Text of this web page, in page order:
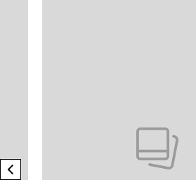
previous element